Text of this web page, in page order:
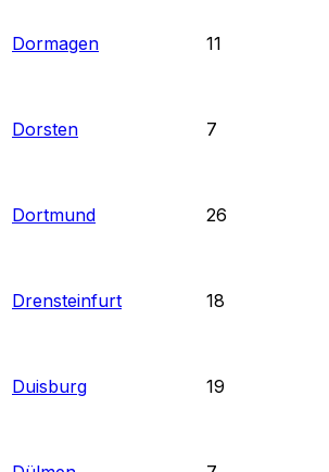
Dormagen
11
Dorsten
7
Dortmund
26
Drensteinfurt
18
Duisburg
19